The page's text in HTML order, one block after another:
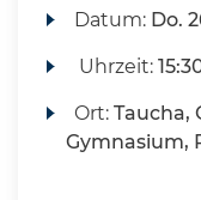
Datum: Do.
Uhrzeit:
Ort:Taucha,
Gymnasium,